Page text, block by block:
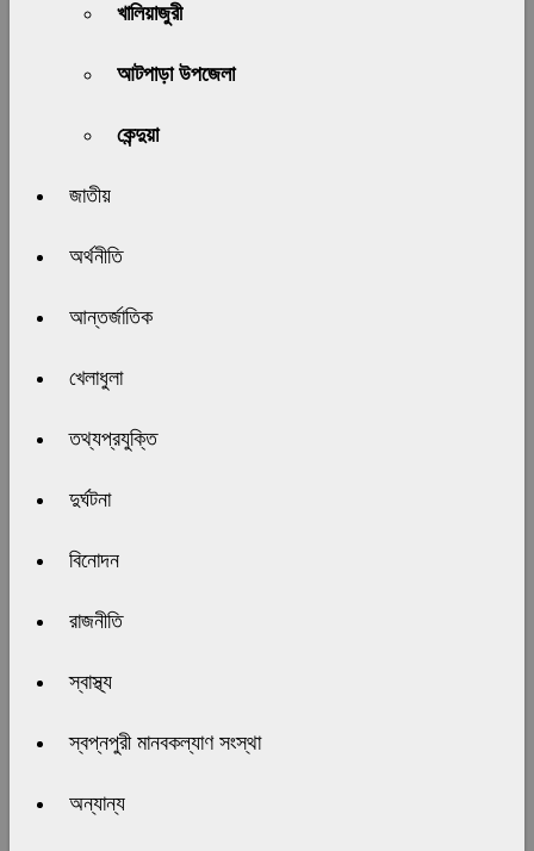
খালিয়াজুরী
আটপাড়া উপজেলা
কেন্দুয়া
জাতীয়
অর্থনীতি
আন্তর্জাতিক
খেলাধুলা
তথ্যপ্রযুক্তি
দুর্ঘটনা
বিনোদন
রাজনীতি
স্বাস্থ্য
স্বপ্নপুরী মানবকল্যাণ সংস্থা
অন্যান্য